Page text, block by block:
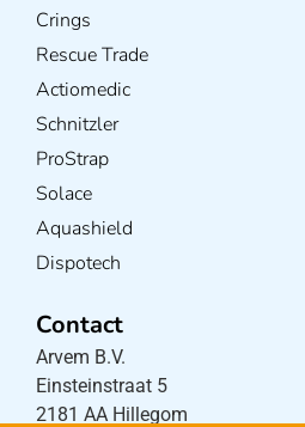
Crings
Rescue Trade
Actiomedic
Schnitzler
ProStrap
Solace
Aquashield
Dispotech
Contact
Arvem B.V.
Einsteinstraat 5
2181 AA Hillegom